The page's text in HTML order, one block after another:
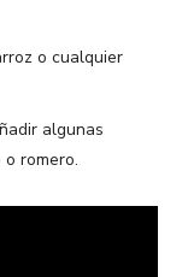
o cualquier
algunas
romero.